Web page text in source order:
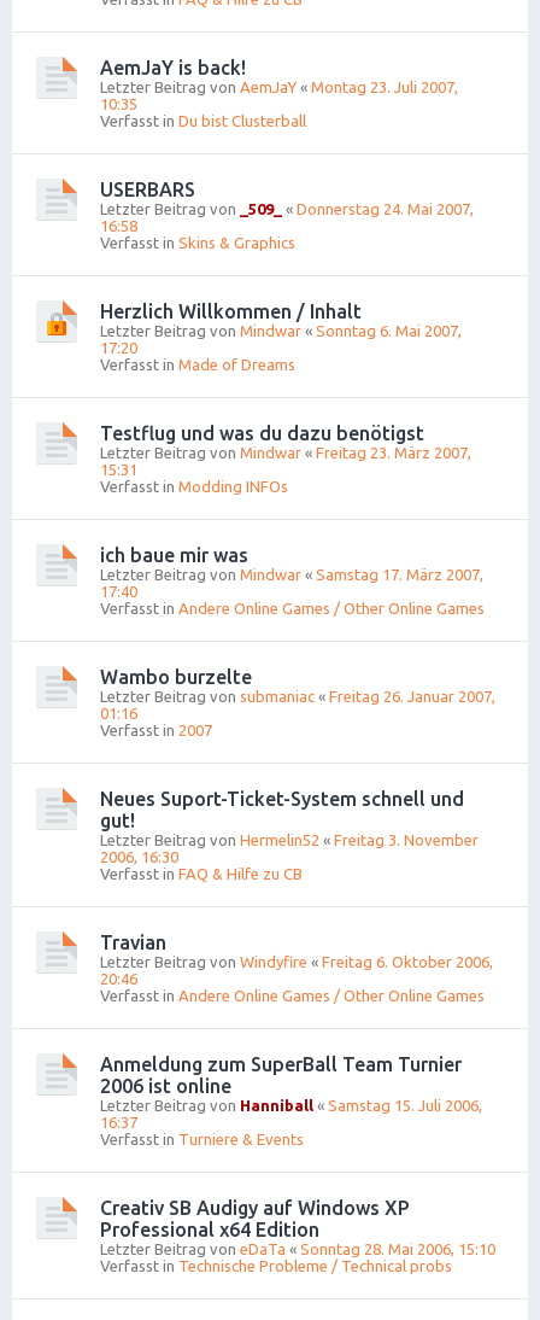
AemJaY is back!
Letzter Beitrag von AemJaY « Montag 23. Juli 2007,
10:35
Verfasst in Du bist Clusterball
USERBARS
Letzter Beitrag von _509_ « Donnerstag 24. Mai 2007,
16:58
Verfasst in Skins & Graphics
Herzlich Willkommen / Inhalt
Letzter Beitrag von Mindwar « Sonntag 6. Mai 2007,
17:20
Verfasst in Made of Dreams
Testflug und was du dazu benötigst
Letzter Beitrag von Mindwar « Freitag 23. März 2007,
15:31
Verfasst in Modding INFOs
ich baue mir was
Letzter Beitrag von Mindwar « Samstag 17. März 2007,
17:40
Verfasst in Andere Online Games / Other Online Games
Wambo burzelte
Letzter Beitrag von submaniac « Freitag 26. Januar 2007,
01:16
Verfasst in 2007
Neues Suport-Ticket-System schnell und
gut!
Letzter Beitrag von Hermelin52 « Freitag 3. November
2006, 16:30
Verfasst in FAQ & Hilfe zu CB
Travian
Letzter Beitrag von Windyfire « Freitag 6. Oktober 2006,
20:46
Verfasst in Andere Online Games / Other Online Games
Anmeldung zum SuperBall Team Turnier
2006 ist online
Letzter Beitrag von Hanniball « Samstag 15. Juli 2006,
16:37
Verfasst in Turniere & Events
Creativ SB Audigy auf Windows XP
Professional x64 Edition
Letzter Beitrag von eDaTa « Sonntag 28. Mai 2006, 15:10
Verfasst in Technische Probleme / Technical probs